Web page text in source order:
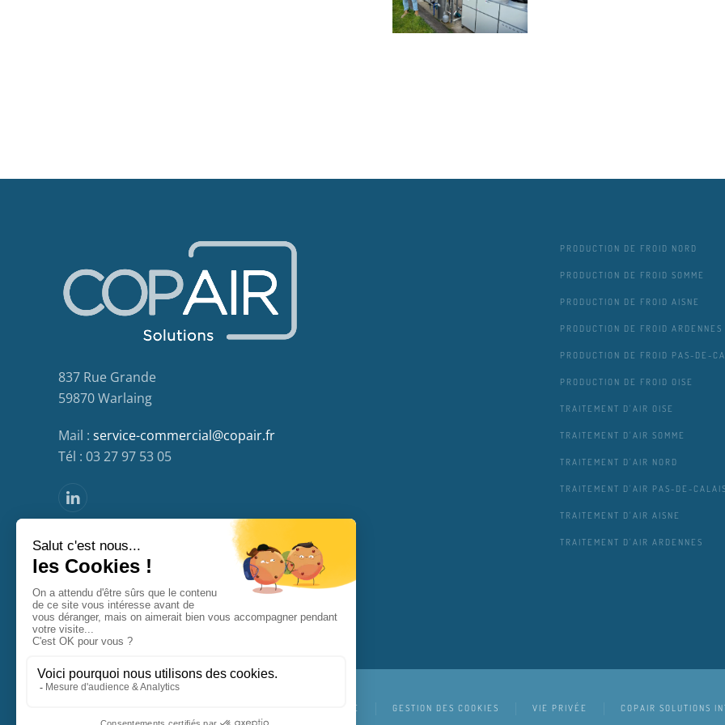
837 Rue Grande
59870 Warlaing
Mail : service-commercial@copair.fr
Tél : 03 27 97 53 05
PRODUCTION DE FROID NORD
PRODUCTION DE FROID SOMME
PRODUCTION DE FROID AISNE
PRODUCTION DE FROID ARDENNES
PRODUCTION DE FROID PAS-DE-
PRODUCTION DE FROID OISE
TRAITEMENT D'AIR OISE
TRAITEMENT D'AIR SOMME
TRAITEMENT D'AIR NORD
TRAITEMENT D'AIR PAS-DE-
TRAITEMENT D'AIR AISNE
TRAITEMENT D'AIR ARDENNES
PLAN DU SITE GESTION DES COOKIES VIE PRIVÉE COPAIR SOLUTIONS